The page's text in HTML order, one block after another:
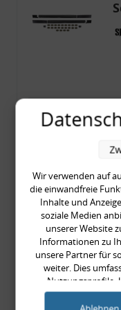
Wir verwenden auf
die einwandfreie
Inhalte und
soziale Medien
unserer Website
Informationen zu
unsere Partner für
weiter. Dies
Nutzungsprofile.
Products) führen
weiteren Daten